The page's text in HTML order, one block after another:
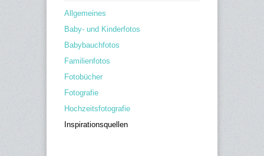
Allgemeines
Baby- und Kinderfotos
Babybauchfotos
Familienfotos
Fotobücher
Fotografie
Hochzeitsfotografie
Inspirationsquellen